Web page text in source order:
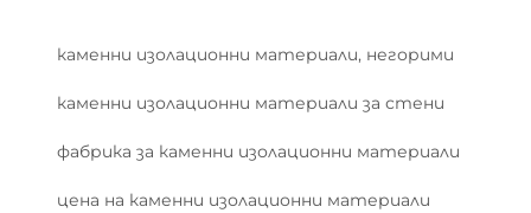
каменни изолационни материали, негорими
каменни изолационни материали за стени
фабрика за каменни изолационни материали
цена на каменни изолационни материали